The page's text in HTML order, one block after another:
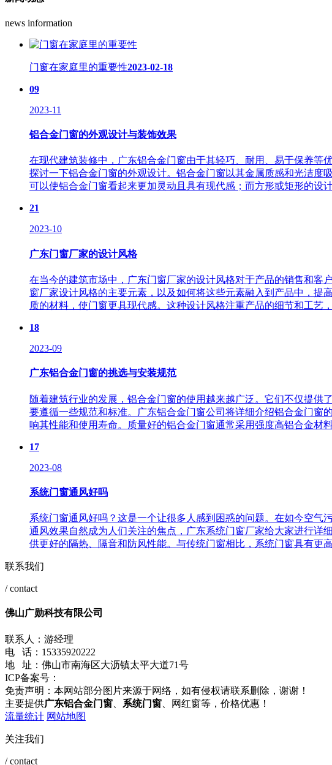
news information
门窗在家庭里的重要性2023-02-18
09
2023-11
铝合金门窗的外观设计与装饰效果
在现代建筑装修中，广东铝合金门窗由于其轻巧、耐用、易于保养
探讨一下铝合金门窗的外观设计。铝合金门窗以其金属质感和光洁
可以使铝合金门窗看起来更加灵动且具有现代感；而方形或矩形的设
21
2023-10
广东门窗厂家的设计风格
在当今的建筑市场中，广东门窗厂家的设计风格对于产品的销售和客
窗厂家设计风格的主要元素，以及如何将这些元素融入到产品中，
质的材料，使门窗更具现代感。这种设计风格注重产品的细节和工艺
18
2023-09
广东铝合金门窗的挑选与安装规范
随着建筑行业的发展，铝合金门窗的使用越来越广泛。它们不仅提
要遵循一些规范和标准。广东铝合金门窗公司将详细介绍铝合金门
响其性能和使用寿命。质量好的铝合金门窗通常采用强度高铝合金材
17
2023-08
系统门窗通风好吗
系统门窗通风好吗？这是一个让很多人感到困惑的问题。在如今空
通风效果自然成为人们关注的焦点，广东系统门窗厂家给大家进行详
供更好的隔热、隔音和防风性能。与传统门窗相比，系统门窗具有更
联系我们
/ contact
佛山广勋科技有限公司
联系人：游经理
电 话：15335920222
地 址：佛山市南海区大沥镇太平大道71号
ICP备案号：
免责声明：本网站部分图片来源于网络，如有侵权请联系删除，谢谢！
主要提供广东铝合金门窗 系统门窗 、网红窗等，价格优惠！
流量统计 网站地图
关注我们
/ contact